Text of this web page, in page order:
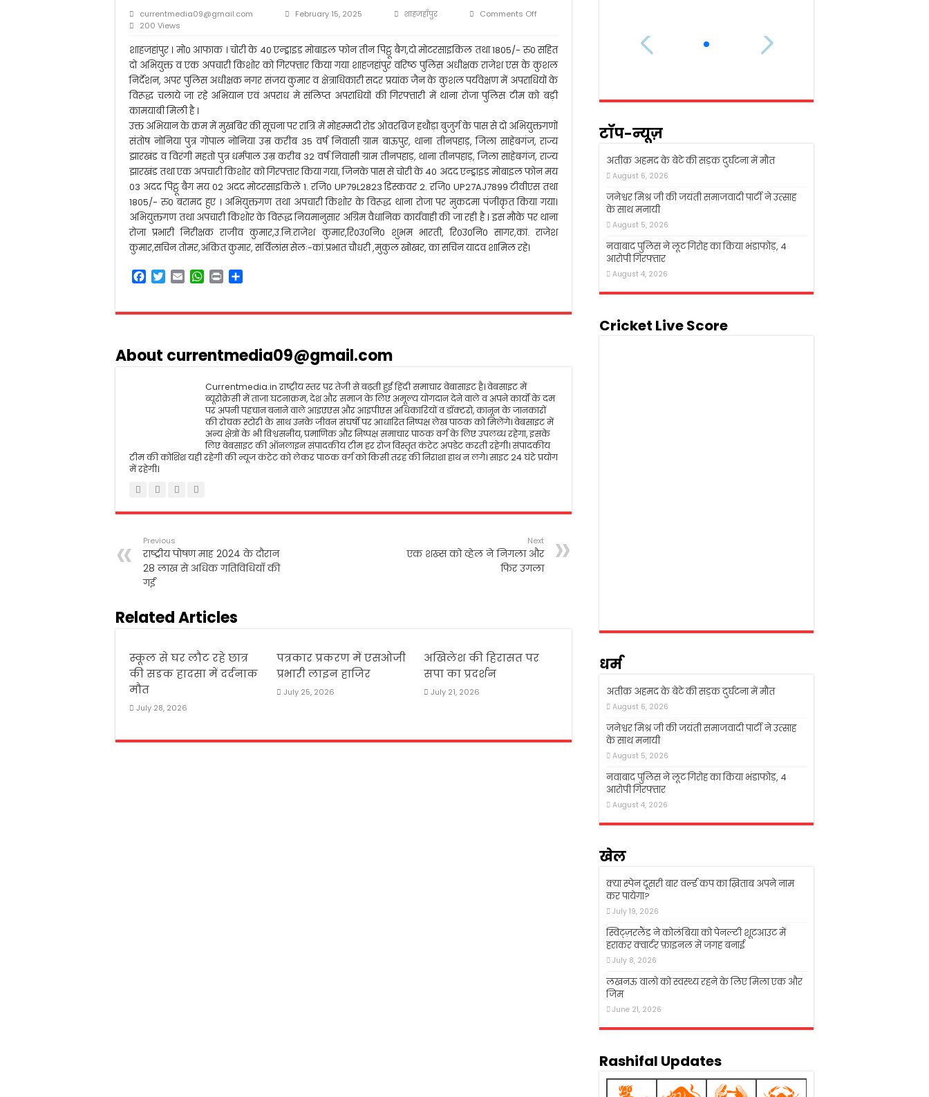
सरकार नहीं चाहती कि शिक्षण संस्थान आगे बढ़ें, लोग पढ़े-लिखे- अखिलेश यादव
स्कूल से घर लौट रहे छात्र की सडक हादसा में दर्दनाक मौत
currentmedia09@gmail.com February 15, 2025 शाहजहाँपुर Comments Off
ने
मोबाइल
चोरी
करने
वाले
किया
खुलासा
200 Views
शाहजहांपुर । मो0 आफाक । चोरी के 40 एन्ड्राइड मोबाइल फोन तीन पिट्ठू बैग,दो मोटरसाइकिल तथा 1805/- रु0 सहित
दो अभियुक्त व एक अपचारी किशोर को गिरफ्तार किया गया शाहजहांपुर वरिष्ठ पुलिस अधीक्षक राजेश एस के कुशल
निर्देशन, अपर पुलिस अधीक्षक नगर संजय कुमार व क्षेत्राधिकारी सदर प्रयांक जैन के कुशल पर्यवेक्षण में अपराधियों के
विरूद्ध चलाये जा रहे अभियान एवं अपराध मे संलिप्त अपराधियों की गिरफ्तारी में थाना रोजा पुलिस टीम को बड़ी
कामयाबी मिली है ।
उक्त अभियान के क्रम में मुखबिर की सूचना पर रात्रि में मोहम्मदी रोड ओवरब्रिज हथौड़ा बुजुर्ग के पास से दो अभियुक्तगणों
संतोष नोनिया पुत्र गोपाल नोनिया उम्र करीब 35 वर्ष निवासी ग्राम बाऊपुर, थाना तीनपहाड़, जिला साहेबगंज, राज्य
झारखंड व विरंगी महतो पुत्र धर्मपाल उम्र करीब 32 वर्ष निवासी ग्राम तीनपहाड़, थाना तीनपहाड़, जिला साहेबगंज, राज्य
झारखंड तथा एक अपचारी किशोर को गिरफ्तार किया गया, जिनके पास से चोरी के 40 अदद एन्ड्राइड मोबाइल फोन मय
03 अदद पिट्ठू बैग मय 02 अदद मोटरसाइकिलें 1. रजि0 UP79L2823 डिस्कवर 2. रजि0 UP27AJ7899 टीवीएस तथा
1805/- रु0 बरामद हुए । अभियुक्तगण तथा अपचारी किशोर के विरूद्ध थाना रोजा पर मुकदमा पंजीकृत किया गया।
अभियुक्तगण तथा अपचारी किशोर के विरूद्ध नियमानुसार अग्रिम वैधानिक कार्यवाही की जा रही है । इस मौके पर थाना
रोजा प्रभारी निरीक्षक राजीव कुमार,उ.नि.राजेश कुमार,रि0उ0नि0 शुभम भारती, रि0उ0नि0 सागर,कां. राजेश
कुमार,सचिन तोमर,अंकित कुमार, सर्विलांस सेलः-कां.प्रभात चौधरी ,मुकुल खोखर, का सचिन यादव शामिल रहे।
F
e
o
T
t
r
E
i
W
t
p
P
n
r
About currentmedia09@gmail.com
Currentmedia.in राष्ट्रीय स्तर पर तेजी से बढ़ती हुई हिंदी समाचार वेबासाइट है। वेबसाइट में
ब्यूरोक्रेसी में ताजा घटनाक्रम, देश और समाज के लिए अमूल्य योगदान देने वाले व अपने कार्यो के दम
पर अपनी पहचान बनाने वाले आइएएस और आइपीएस अधिकारियों व डॉक्टरो, कानून के जानकारों
की रोचक स्टोरी के साथ उनके जीवन संघर्षो पर आधारित निष्पक्ष लेख पाठक को मिलेंगे। वेबसाइट में
अन्य क्षेत्रों के भी विश्वसनीय, प्रमाणिक और निष्पक्ष समाचार पाठक वर्ग के लिए उपलब्ध रहेगा, इसके
लिए वेबसाइट की ऑनलाइन संपादकीय टीम हर रोज विस्तृत कंटेट अपडेट करती रहेगी। संपादकीय
टीम की कोशिश यही रहेगी की न्यूज कंटेट को लेकर पाठक वर्ग को किसी तरह की निराशा हाथ न लगे। साइट 24 घंटे प्रयोग
में रहेगी।
Previous
राष्ट्रीय पोषण माह 2024 के दौरान
28 लाख से अधिक गतिविधियाँ की
गईं
Next
एक शख्स को व्हेल ने निगला और
फिर उगला
Related Articles
स्कूल से घर लौट रहे छात्र
की सडक हादसा में दर्दनाक
मौत
July 28, 2026
पत्रकार प्रकरण में एसओजी
प्रभारी लाइन हाजिर
July 25, 2026
अखिलेश की हिरासत पर
सपा का प्रदर्शन
July 21, 2026
टॉप-न्यूज़
अतीक़ अहमद के बेटे की सड़क दुर्घटना में मौत
August 6, 2026
जनेश्वर मिश्र जी की जयंती समाजवादी पार्टी ने उत्साह
के साथ मनायी
August 5, 2026
नवाबाद पुलिस ने लूट गिरोह का किया भंडाफोड़, 4
आरोपी गिरफ्तार
August 4, 2026
Cricket Live Score
धर्म
अतीक़ अहमद के बेटे की सड़क दुर्घटना में मौत
August 6, 2026
जनेश्वर मिश्र जी की जयंती समाजवादी पार्टी ने उत्साह
के साथ मनायी
August 5, 2026
नवाबाद पुलिस ने लूट गिरोह का किया भंडाफोड़, 4
आरोपी गिरफ्तार
August 4, 2026
खेल
क्या स्पेन दूसरी बार वर्ल्ड कप का ख़िताब अपने नाम
कर पायेगा?
July 19, 2026
स्विट्ज़रलैंड ने कोलंबिया को पेनल्टी शूटआउट में
हराकर क्वार्टर फ़ाइनल में जगह बनाई
July 8, 2026
लखनऊ वालो को स्वस्थ्य रहने के लिए मिला एक और
जिम
June 21, 2026
Rashifal Updates